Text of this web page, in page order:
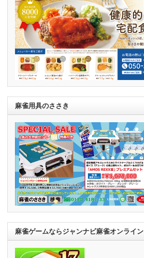
麻雀用具のささき
麻雀ゲームならジャンナビ麻雀オンライン